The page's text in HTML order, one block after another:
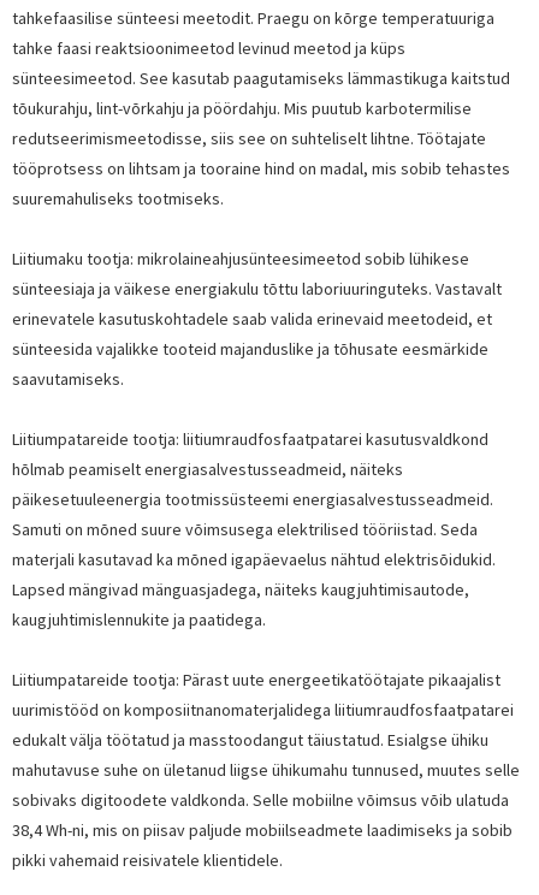
tahkefaasilise sünteesi meetodit. Praegu on kõrge temperatuuriga
tahke faasi reaktsioonimeetod levinud meetod ja küps
sünteesimeetod. See kasutab paagutamiseks lämmastikuga kaitstud
tõukurahju, lint-võrkahju ja pöördahju. Mis puutub karbotermilise
redutseerimismeetodisse, siis see on suhteliselt lihtne. Töötajate
tööprotsess on lihtsam ja tooraine hind on madal, mis sobib tehastes
suuremahuliseks tootmiseks.
Liitiumaku tootja: mikrolaineahjusünteesimeetod sobib lühikese
sünteesiaja ja väikese energiakulu tõttu laboriuuringuteks. Vastavalt
erinevatele kasutuskohtadele saab valida erinevaid meetodeid, et
sünteesida vajalikke tooteid majanduslike ja tõhusate eesmärkide
saavutamiseks.
Liitiumpatareide tootja: liitiumraudfosfaatpatarei kasutusvaldkond
hõlmab peamiselt energiasalvestusseadmeid, näiteks
päikesetuuleenergia tootmissüsteemi energiasalvestusseadmeid.
Samuti on mõned suure võimsusega elektrilised tööriistad. Seda
materjali kasutavad ka mõned igapäevaelus nähtud elektrisõidukid.
Lapsed mängivad mänguasjadega, näiteks kaugjuhtimisautode,
kaugjuhtimislennukite ja paatidega.
Liitiumpatareide tootja: Pärast uute energeetikatöötajate pikaajalist
uurimistööd on komposiitnanomaterjalidega liitiumraudfosfaatpatarei
edukalt välja töötatud ja masstoodangut täiustatud. Esialgse ühiku
mahutavuse suhe on ületanud liigse ühikumahu tunnused, muutes selle
sobivaks digitoodete valdkonda. Selle mobiilne võimsus võib ulatuda
38,4 Wh-ni, mis on piisav paljude mobiilseadmete laadimiseks ja sobib
pikki vahemaid reisivatele klientidele.